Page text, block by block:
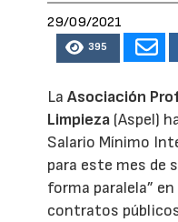
29/09/2021
395
LaAsociación
Limpieza (Aspel)
Salario Mínimo
para este mes de
forma paralela”
contratos